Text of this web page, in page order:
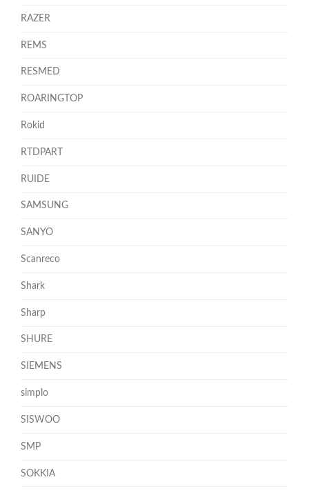
RAZER
REMS
RESMED
ROARINGTOP
Rokid
RTDPART
RUIDE
SAMSUNG
SANYO
Scanreco
Shark
Sharp
SHURE
SIEMENS
simplo
SISWOO
SMP
SOKKIA